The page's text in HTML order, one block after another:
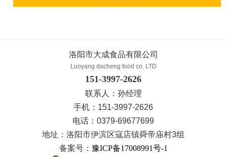
洛阳市大成食品有限公司
Luoyang dacheng food co. LTD
151-3997-2626
联系人：孙经理
手机：151-3997-2626
电话：0379-69677699
地址：洛阳市伊滨区寇店镇舜帝庙村3组
备案号： 豫ICP备17008991号-1